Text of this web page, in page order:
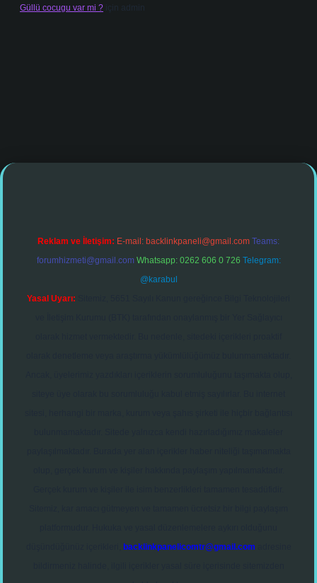
Güllü cocugu var mi ? için admin
giriş
Reklam ve İletişim: E-mail: backlinkpaneli@gmail.com Teams:
forumhizmeti@gmail.com Whatsapp: 0262 606 0 726 Telegram:
@karabul
Yasal Uyarı:
backlinkpanelicomtr@gmail.com